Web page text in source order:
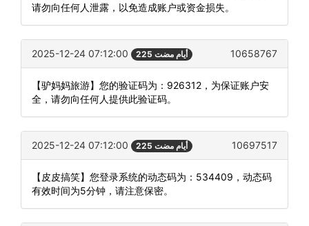
请勿向任何人泄露，以免造成账户或资金损失。
2025-12-24 07:12:00 225 أيام مضت 10658767
【驴妈妈旅游】您的验证码为：926312，为保证账户安
全，请勿向任何人提供此验证码。
2025-12-24 07:12:00 225 أيام مضت 10697517
【皮皮搞笑】您登录系统的动态码为：534409，动态码
有效时间为5分钟，请注意保密。